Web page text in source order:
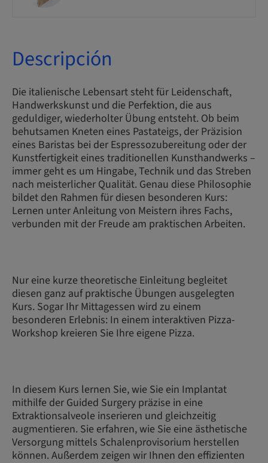
Descripción
Die italienische Lebensart steht für Leidenschaft,
Handwerkskunst und die Perfektion, die aus
geduldiger, wiederholter Übung entsteht. Ob beim
behutsamen Kneten eines Pastateigs, der Präzision
eines Baristas bei der Espressozubereitung oder der
Kunstfertigkeit eines traditionellen Kunsthandwerks –
immer geht es um Hingabe, Technik und das Streben
nach meisterlicher Qualität. Genau diese Philosophie
bildet den Rahmen für diesen besonderen Kurs:
Lernen unter Anleitung von Meistern ihres Fachs,
verbunden mit der Freude am praktischen Arbeiten.
Nur eine kurze theoretische Einleitung begleitet
diesen ganz auf praktische Übungen ausgelegten
Kurs. Sogar Ihr Mittagessen wird zu einem
besonderen Erlebnis: In einem interaktiven Pizza-
Workshop kreieren Sie Ihre eigene Pizza.
In diesem Kurs lernen Sie, wie Sie ein Implantat
mithilfe der Guided Surgery präzise in eine
Extraktionsalveole inserieren und gleichzeitig
augmentieren. Sie erfahren, wie Sie eine ästhetische
Versorgung mittels Schalenprovisorium herstellen
können. Außerdem zeigen wir Ihnen den effizienten